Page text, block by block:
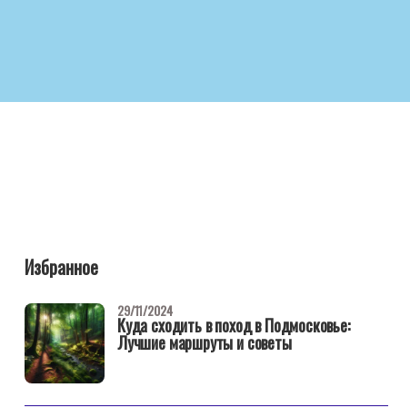
Избранное
Куда сходить в поход в Подмосковье:
Лучшие маршруты и советы
29/11/2024